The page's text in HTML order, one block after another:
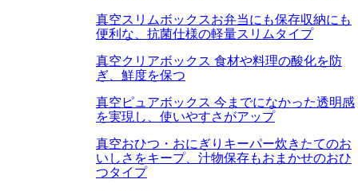
真空スリムボックスお弁当にも保存収納にも
便利な、抗菌仕様の軽量スリムタイプ
真空クリアボックス 食材や料理の酸化を防
ぎ、鮮度を保つ
真空ピュアボックス 今までになかった透明感
を実現し、使いやすさがアップ
真空おひつ・おにぎりキーパー炊きたてのお
いしさをキープ、汁物保存もおまかせのおひ
つタイプ